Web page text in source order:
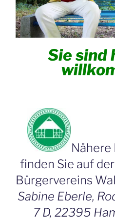
Sie sind
finden Sie auf
Bürgervereins
Sabine Eberle,
7 D, 22395